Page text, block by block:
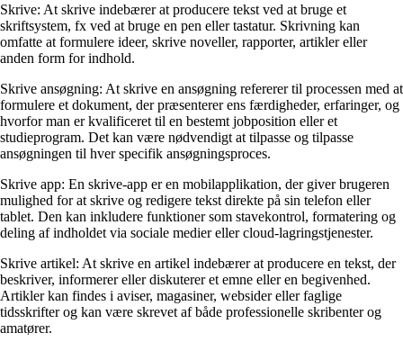
Skrive: At skrive indebærer at producere tekst ved at bruge et
skriftsystem, fx ved at bruge en pen eller tastatur. Skrivning kan
omfatte at formulere ideer, skrive noveller, rapporter, artikler eller
anden form for indhold.
Skrive ansøgning: At skrive en ansøgning refererer til processen med at
formulere et dokument, der præsenterer ens færdigheder, erfaringer, og
hvorfor man er kvalificeret til en bestemt jobposition eller et
studieprogram. Det kan være nødvendigt at tilpasse og tilpasse
ansøgningen til hver specifik ansøgningsproces.
Skrive app: En skrive-app er en mobilapplikation, der giver brugeren
mulighed for at skrive og redigere tekst direkte på sin telefon eller
tablet. Den kan inkludere funktioner som stavekontrol, formatering og
deling af indholdet via sociale medier eller cloud-lagringstjenester.
Skrive artikel: At skrive en artikel indebærer at producere en tekst, der
beskriver, informerer eller diskuterer et emne eller en begivenhed.
Artikler kan findes i aviser, magasiner, websider eller faglige
tidsskrifter og kan være skrevet af både professionelle skribenter og
amatører.